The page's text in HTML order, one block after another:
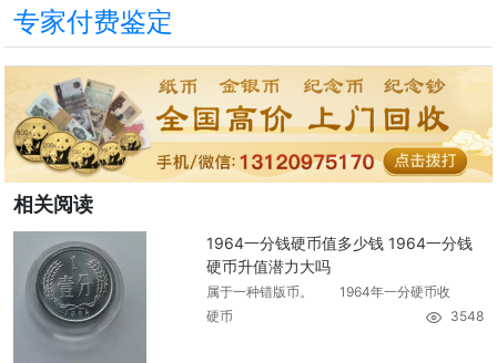
专家付费鉴定
相关阅读
1964一分钱硬币值多少钱 1964一分钱
硬币升值潜力大吗
属于一种错版币。 1964年一分硬币收
硬币
3548